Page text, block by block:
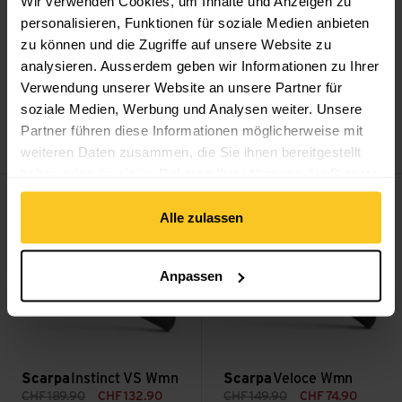
personalisieren, Funktionen für soziale Medien anbieten
zu können und die Zugriffe auf unsere Website zu
analysieren. Ausserdem geben wir Informationen zu Ihrer
Verwendung unserer Website an unsere Partner für
soziale Medien, Werbung und Analysen weiter. Unsere
Partner führen diese Informationen möglicherweise mit
weiteren Daten zusammen, die Sie ihnen bereitgestellt
gesammelt haben.
Alle zulassen
Anpassen
Scarpa Vapor Wmn
CHF 169.90
Scarpa Ribelle TRK
GTX Wmn
CHF 299.90
Sale
Scarpa Instinct VS Wmn
CHF189.90 CHF 132.90
Sale
ScarpaVeloce Wmn
CHF149.90 CHF 74.90